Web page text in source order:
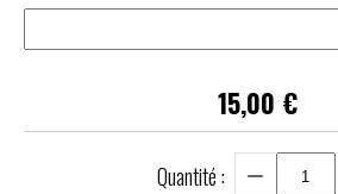
15,00 €
Quantité :